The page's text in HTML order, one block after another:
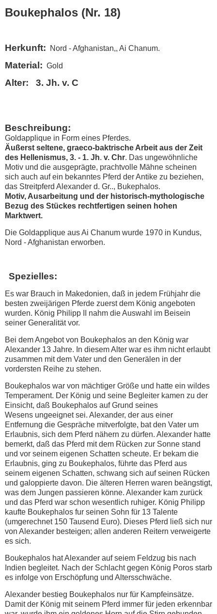
Boukephalos (Nr. 18)
Herkunft: Nord - Afghanistan,, Ai Chanum.
Material: Gold
Alter: 3. Jh. v. C
Beschreibung:
Goldapplique in Form eines Pferdes.
Äußerst seltene, graeco-baktrische Arbeit aus der Zeit
des Hellenismus, 3. - 1. Jh. v. Chr. Das ungewöhnliche
Motiv und die ausgeprägte, prachtvolle Mähne scheinen
sich auch auf ein bekanntes Pferd der Antike zu beziehen,
das Streitpferd Alexander d. Gr.., Bukephalos.
Motiv, Ausarbeitung und der historisch-mythologische
Bezug des Stückes rechtfertigen seinen hohen
Marktwert.
Die Goldapplique aus Ai Chanum wurde 1970 in Kundus,
Nord - Afghanistan erworben.
Spezielles:
Es war Brauch in Makedonien, daß in jedem Frühjahr die
besten zweijärigen Pferde zuerst dem König angeboten
wurden. König Philipp II nahm die Auswahl im Beisein
seiner Generalität vor.
Bei dem Angebot von Boukephalos an den König war
Alexander 13 Jahre. In diesem Alter war es ihm nicht erlaubt
zusammen mit dem Vater und den Generälen in der
vordersten Reihe zu stehen.
Boukephalos war von mächtiger Größe und hatte ein wildes
Temperament. Der König und seine Begleiter kamen zu der
Einsicht, daß Boukephalos auf Grund seines
Wesens ungeeignet sei. Alexander, der aus einer
Entfernung die Gespräche mitverfolgte, bat den Vater um
Erlaubnis, sich dem Pferd nähern zu dürfen. Alexander hatte
bemerkt, daß das Pferd mit dem Rücken zur Sonne stand
und vor seinem eigenen Schatten scheute. Er bekam die
Erlaubnis, ging zu Boukephalos, führte das Pferd aus
seinem eigenen Schatten, schwang sich auf seinen Rücken
und galoppierte davon. Die älteren Herren waren beängstigt,
was dem Jungen passieren könne. Alexander kam zurück
und das Pferd war schon wesentlich ruhiger. König Philipp
kaufte Boukephalos fur seinen Sohn für 13 Talente
(umgerechnet 150 Tausend Euro). Dieses Pferd ließ sich nur
von Alexander besteigen; allen anderen Reitern verweigerte
es sich.
Boukephalos hat Alexander auf seiem Feldzug bis nach
Indien begleitet. Nach der Schlacht gegen König Poros starb
es infolge von Erschöpfung und Altersschwäche.
Alexander bestieg Boukephalos nur für Kampfeinsätze.
Damit der König mit seinem Pferd immer für jeden erkennbar